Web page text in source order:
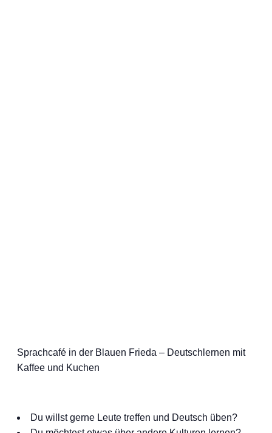
Sprachcafé in der Blauen Frieda – Deutschlernen mit
Kaffee und Kuchen
Du willst gerne Leute treffen und Deutsch üben?